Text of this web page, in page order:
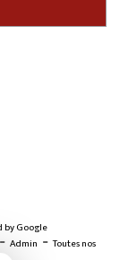
by Google
- Admin -Toutes nos